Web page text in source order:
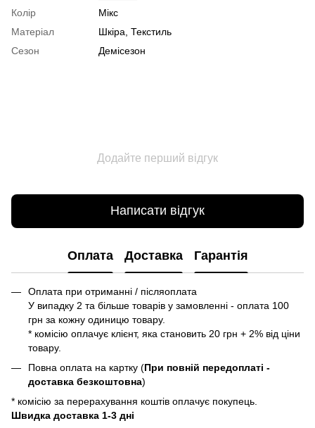
Колір
Мікс
Матеріал
Шкіра, Текстиль
Сезон
Демісезон
Додайте перший відгук
Написати відгук
Оплата Доставка Гарантія
Оплата при отриманні / післяоплата
У випадку 2 та більше товарів у замовленні - оплата 100
грн за кожну одиницю товару.
* комісію оплачує клієнт, яка становить 20 грн + 2% від ціни
товару.
Повна оплата на картку (При повній передоплаті -
доставка безкоштовна)
* комісію за перерахування коштів оплачує покупець.
Швидка доставка 1-3 дні